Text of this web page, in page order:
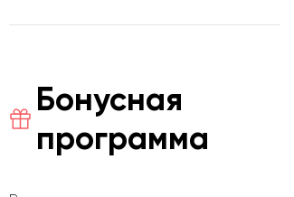
Бонусная
программа